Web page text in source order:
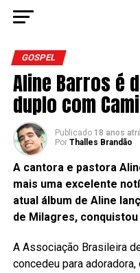
GOSPEL
Aline Barros é
duplo com
Publicado 18 anos
Por Thalles Brandão
A cantora e pastora
mais uma excelente
atual álbum de Aline
de Milagres,
A Associação Brasileira
concedeu para